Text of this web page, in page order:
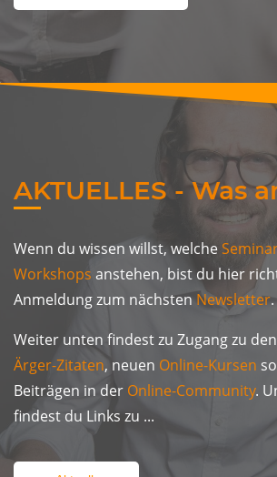
AKTUELLES - Was
Wenn du wissen willst, welche
Workshops anstehen, bist du hier
Anmeldung zum nächsten Newsletter.
Weiter unten findest zu Zugang zu
Ärger-Zitaten, neuen Online-Kursen
Beiträgen in der Online-Community.
findest du Links zu ...